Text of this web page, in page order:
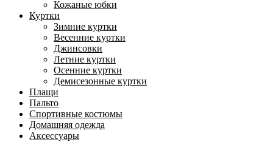
Кожаные юбки
Куртки
Зимние куртки
Весенние куртки
Джинсовки
Летние куртки
Осенние куртки
Демисезонные куртки
Плащи
Пальто
Спортивные костюмы
Домашняя одежда
Аксессуары